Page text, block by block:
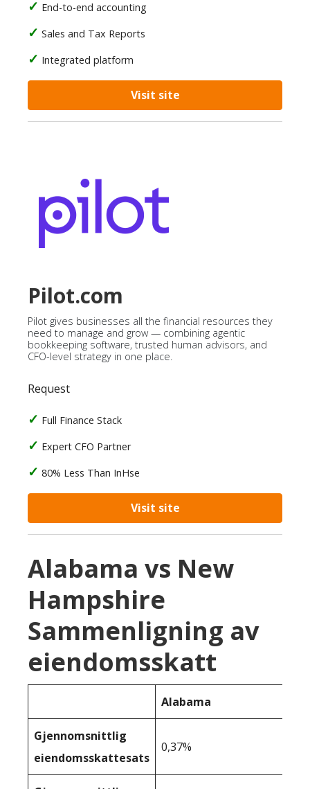
End-to-end accounting
Sales and Tax Reports
Integrated platform
Visit site
Pilot.com
Pilot gives businesses all the financial resources they
need to manage and grow — combining agentic
bookkeeping software, trusted human advisors, and
CFO-level strategy in one place.
Request
Full Finance Stack
Expert CFO Partner
80% Less Than InHse
Visit site
Alabama vs New
Hampshire
Sammenligning av
eiendomsskatt
Alabama
Gjennomsnittlig
eiendomsskattesats
0,37%